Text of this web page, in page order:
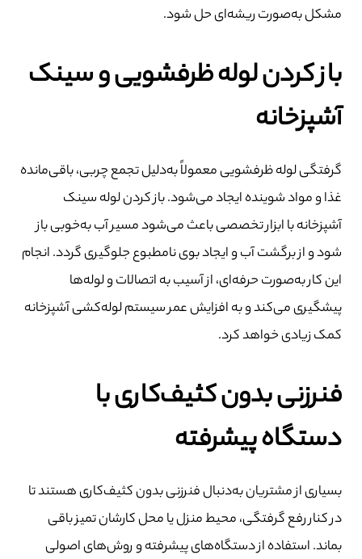
مشکل به‌صورت ریشه‌ای حل شود.
باز کردن لوله ظرفشویی و سینک
آشپزخانه
گرفتگی لوله ظرفشویی معمولاً به‌دلیل تجمع چربی، باقی‌مانده
غذا و مواد شوینده ایجاد می‌شود. باز کردن لوله سینک
آشپزخانه با ابزار تخصصی باعث می‌شود مسیر آب به‌خوبی باز
شود و از برگشت آب و ایجاد بوی نامطبوع جلوگیری گردد. انجام
این کار به‌صورت حرفه‌ای، از آسیب به اتصالات و لوله‌ها
پیشگیری می‌کند و به افزایش عمر سیستم لوله‌کشی آشپزخانه
کمک زیادی خواهد کرد.
فنرزنی بدون کثیف‌کاری با
دستگاه پیشرفته
بسیاری از مشتریان به‌دنبال فنرزنی بدون کثیف‌کاری هستند تا
در کنار رفع گرفتگی، محیط منزل یا محل کارشان تمیز باقی
بماند. استفاده از دستگاه‌های پیشرفته و روش‌های اصولی